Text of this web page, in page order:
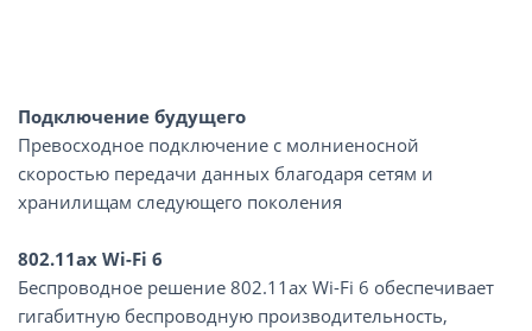
Подключение будущего
Превосходное подключение с молниеносной
скоростью передачи данных благодаря сетям и
хранилищам следующего поколения
802.11ax Wi-Fi 6
Беспроводное решение 802.11ax Wi-Fi 6 обеспечивает
гигабитную беспроводную производительность,